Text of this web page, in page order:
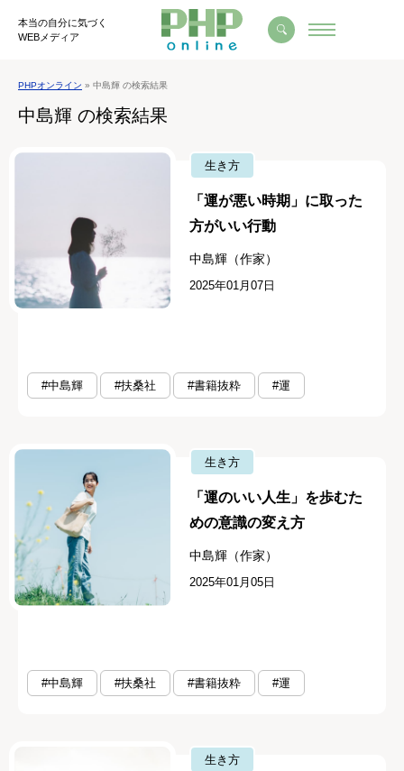
本当の自分に気づく
WEBメディア
PHPオンライン » 中島輝 の検索結果
中島輝 の検索結果
生き方
「運が悪い時期」に取った
方がいい行動
中島輝（作家）
2025年01月07日
#中島輝 #扶桑社 #書籍抜粋 #運
生き方
「運のいい人生」を歩むた
めの意識の変え方
中島輝（作家）
2025年01月05日
#中島輝 #扶桑社 #書籍抜粋 #運
生き方